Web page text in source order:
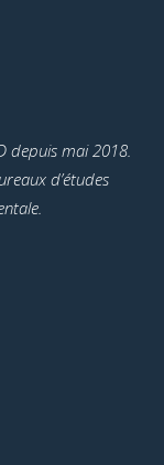
depuis mai 2018.
d’études